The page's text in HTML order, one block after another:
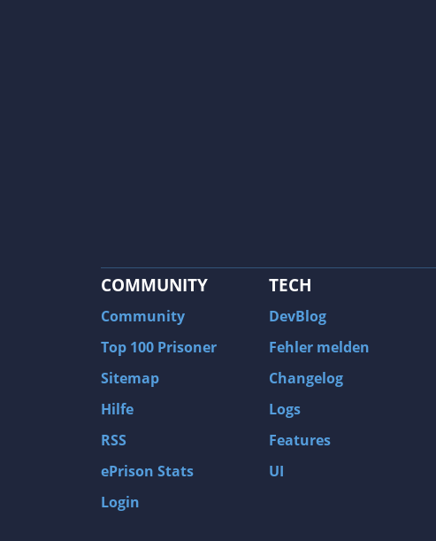
COMMUNITY
Community
Top 100 Prisoner
Sitemap
Hilfe
RSS
ePrison Stats
Login
TECH
DevBlog
Fehler melden
Changelog
Logs
Features
UI